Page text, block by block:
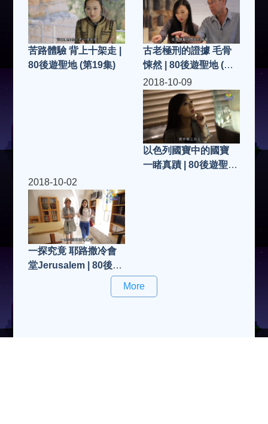
苦路體驗 背上十架走 |
80後遊聖地 (第19集)
古老極刑的證據 毛骨
悚然 | 80後遊聖地 (第
18集)
2018-10-09
以色列國寶中的國寶
一睹真蹟 | 80後遊聖地
2018-10-02
一探究竟 耶路撒冷會
堂Jerusalem | 80後遊
More